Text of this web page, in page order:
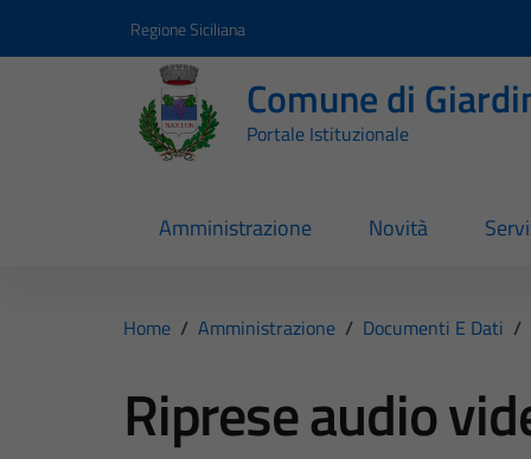
Regione Siciliana
Comune di
Portale Istituzionale
Amministrazione Novità
Home / Amministrazione / Documenti E Dati /
Riprese audio